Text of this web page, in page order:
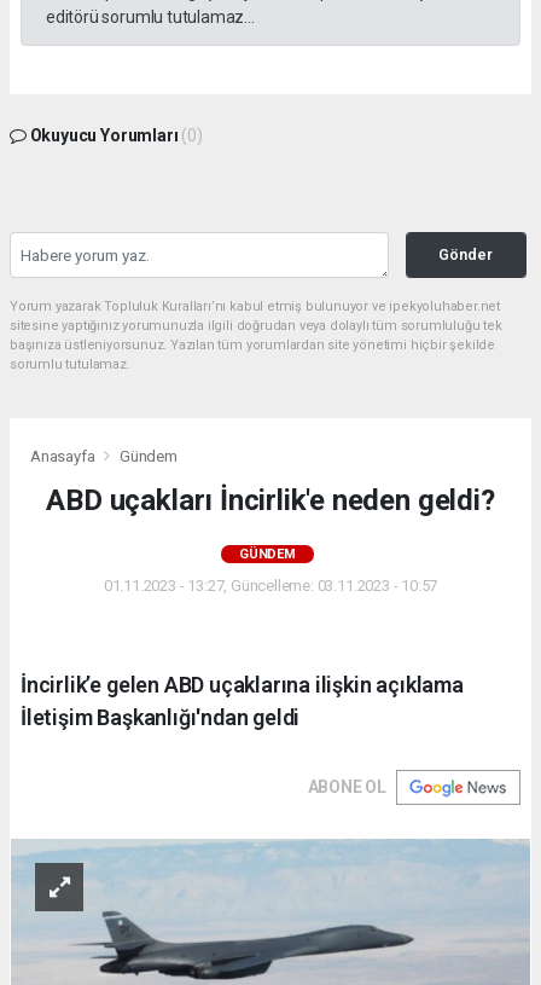
editörü sorumlu tutulamaz...
Okuyucu Yorumları (0)
Gönder
Yorum yazarak Topluluk Kuralları’nı kabul etmiş bulunuyor ve ipekyoluhaber.net
sitesine yaptığınız yorumunuzla ilgili doğrudan veya dolaylı tüm sorumluluğu tek
başınıza üstleniyorsunuz. Yazılan tüm yorumlardan site yönetimi hiçbir şekilde
sorumlu tutulamaz.
Anasayfa Gündem
ABD uçakları İncirlik'e neden geldi?
GÜNDEM
01.11.2023 - 13:27, Güncelleme: 03.11.2023 - 10:57
İncirlik’e gelen ABD uçaklarına ilişkin açıklama
İletişim Başkanlığı'ndan geldi
ABONE OL